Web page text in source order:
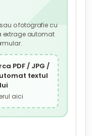
o fotografie cu
extrage automat
PDF / JPG /
textul
aici